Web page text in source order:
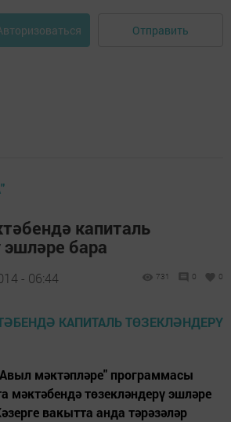
Отправить
капиталь
эшләре бара
- 06:44 731 0 0
мәктәпләре" программасы
мәктәбендә төзекләндерү эшләре
вакытта анда тәрәзәләр